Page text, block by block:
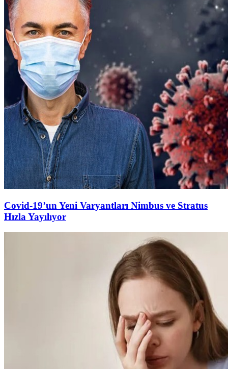
Covid-19’un Yeni Varyantları Nimbus ve Stratus
Hızla Yayılıyor